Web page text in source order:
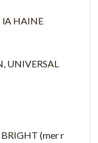
lA HAINE
UNIVERSAL
BRIGHT (mer r